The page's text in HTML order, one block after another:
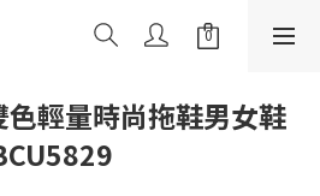
輕量時尚拖鞋男女鞋